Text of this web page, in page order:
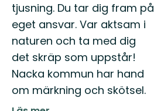
tjusning. Du tar dig fram på
eget ansvar. Var aktsam i
naturen och ta med dig
det skräp som uppstår!
Nacka kommun har hand
om märkning och skötsel.